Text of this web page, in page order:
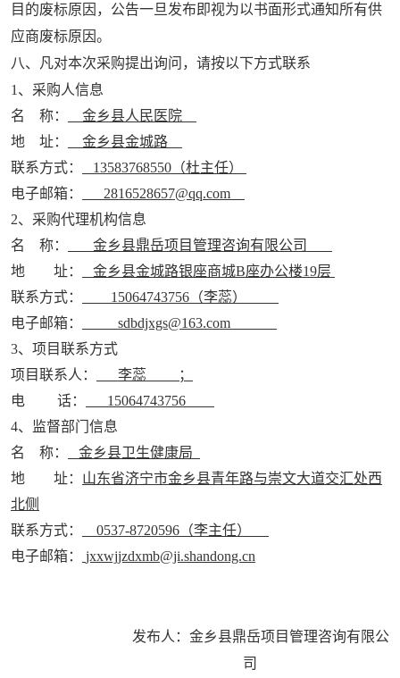
目的废标原因，公告一旦发布即视为以书面形式通知所有供
应商废标原因。
八、凡对本次采购提出询问，请按以下方式联系
1 、采购人信息
名
称：
金乡县人民医院
地
址：
金乡县金城路
联系方式：
13583768550（杜主任）
电子邮箱：
2816528657@qq.com
2、采购代理机构信息
名
称：
金乡县鼎岳项目管理咨询有限公司
地 址：
金乡县金城路银座商城B座办公楼19层
联系方式：
15064743756（李蕊）
电子邮箱：
sdbdjxgs@163.com
3、项目联系方式
项目联系人：
李蕊
；
电 话：
15064743756
4、监督部门信息
名
称：
金乡县卫生健康局
地 址： 山东省济宁市金乡县青年路与崇文大道交汇处西
北侧
联系方式：
0537-8720596（李主任）
电子邮箱：
jxxwjjzdxmb@ji.shandong.cn
发布人：金乡县鼎岳项目管理咨询有限公
司